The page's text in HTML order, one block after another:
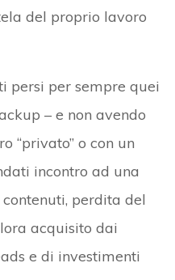
del proprio lavoro
persi per sempre quei
– e non avendo
“privato” o con un
incontro ad una
perdita del
acquisito dai
e di investimenti